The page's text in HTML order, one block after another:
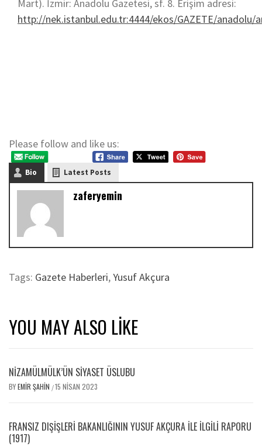
Mart). İzmir: Anadolu Gazetesi, sf. 8. Erişim adresi:
http://nek.istanbul.edu.tr:4444/ekos/GAZETE/
Please follow and like us:
Bio Latest Posts
zaferyemin
Tags: Gazete Haberleri,Yusuf Akçura
YOU MAY ALSO LIKE
NİZAMÜLMÜLK’ÜN SİYASET ÜSLUBU
BYEMIR ŞAHIN /15 NISAN 2023
FRANSIZ DIŞIŞLERI BAKANLIĞININ YUSUF AKÇURA ILE İLGILI RAPORU
(1917)